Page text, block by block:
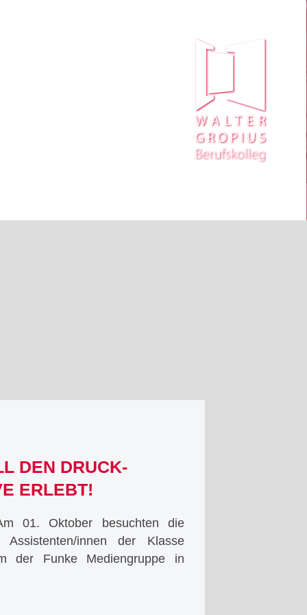
DEN DRUCK-
ERLEBT!
01. Oktober besuchten die
Assistenten/innen der Klasse
der Funke Mediengruppe in